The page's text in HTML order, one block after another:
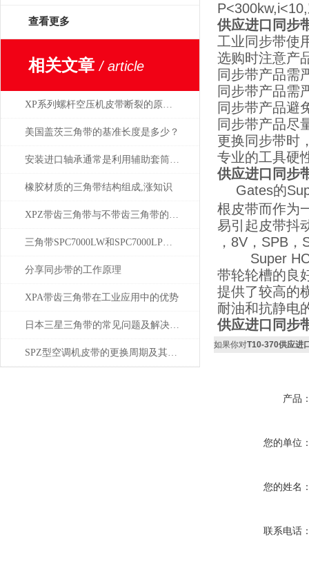
查看更多
相关文章/ article
XP系列螺杆空压机皮带断裂的原因有哪些？
美国盖茨三角带的基准长度是多少？
安装进口轴承通常是利用辅助套筒进行的
橡胶材质的三角带结构组成,涨知识
XPZ带齿三角带与不带齿三角带的比较分析
三角带SPC7000LW和SPC7000LP区别究竟在哪里？
分享同步带的工作原理
XPA带齿三角带在工业应用中的优势
日本三星三角带的常见问题及解决方案
SPZ型空调机皮带的更换周期及其重要性
供应进口同步
工业同步带使
选购时注意产
同步带产品需
同步带产品需
同步带产品避
同步带产品尽
更换同步带时
专业的工具硬
供应进口同步
Gates的
根皮带而作为
易引起皮带抖
，8V，SPB
Super HC
带轮轮槽的良
提供了较高的
耐油和抗静电
供应进口同步
如果你对T10-370供应进
产品
您的单位
您的姓名
联系电话